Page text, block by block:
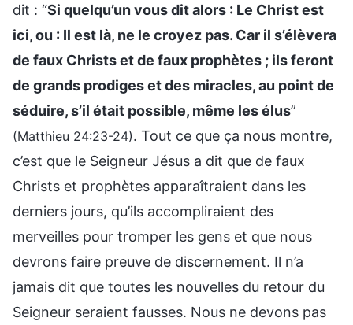
dit : “Si quelqu’un vous dit alors : Le Christ est
ici, ou : Il est là, ne le croyez pas. Car il s’élèvera
de faux Christs et de faux prophètes ; ils feront
de grands prodiges et des miracles, au point de
séduire, s’il était possible, même les élus”
(Matthieu 24:23-24). Tout ce que ça nous montre,
c’est que le Seigneur Jésus a dit que de faux
Christs et prophètes apparaîtraient dans les
derniers jours, qu’ils accompliraient des
merveilles pour tromper les gens et que nous
devrons faire preuve de discernement. Il n’a
jamais dit que toutes les nouvelles du retour du
Seigneur seraient fausses. Nous ne devons pas